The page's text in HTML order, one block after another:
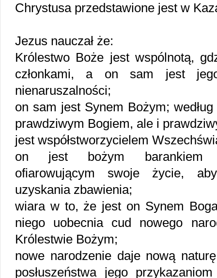
Chrystusa przedstawione jest w
Jezus nauczał że:
Królestwo Boże jest wspólnotą,
członkami, a on sam jest
nienaruszalności;
on sam jest Synem Bożym;
prawdziwym Bogiem, ale i
jest współstworzycielem
on jest bożym barankiem
ofiarowującym swoje życie,
uzyskania zbawienia;
wiara w to, że jest on Synem
niego uobecnia cud nowego
Królestwie Bożym;
nowe narodzenie daje nową
posłuszeństwa jego